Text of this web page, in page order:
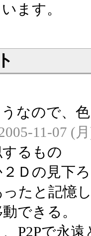
ます。
なので、
11-07 (
るもの
Ｄの見下
ったと記憶
できる。
P2Pで永